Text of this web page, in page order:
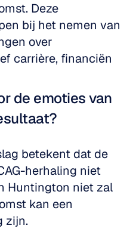
Deze
bij het nemen van
over
carrière, financiën
de emoties van
betekent dat de
herhaling niet
Huntington niet zal
kan een
zijn.